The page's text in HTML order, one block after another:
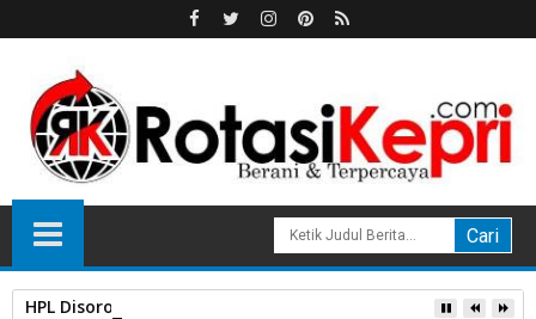
HPL Disorot, PT Sosor Tala Jaya Tolak Perluasan Kampung